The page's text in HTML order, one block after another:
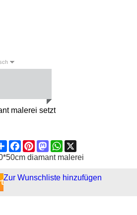
malerei setzt
ShareFacebook
PinterestMastodonWhatsApp
diamant malerei
Zur Wunschliste hinzufügen